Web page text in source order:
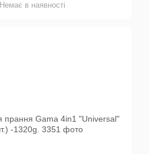
Немає в наявності